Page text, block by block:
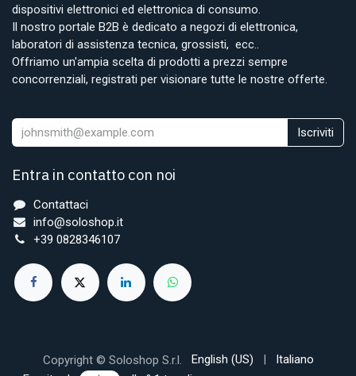
dispositivi elettronici ed elettronica di consumo.
Il nostro portale B2B è dedicato a negozi di elettronica,
laboratori di assistenza tecnica, grossisti, ecc..
Offriamo un'ampia scelta di prodotti a prezzi sempre
concorrenziali, registrati per visionare tutte le nostre offerte.
Iscriviti
Entra in contatto con noi
Contattaci
info@soloshop.it
+39 0828346107
Copyright © Soloshop S.r.l. English (US) |
Italiano